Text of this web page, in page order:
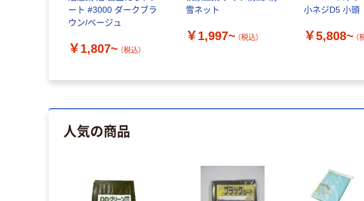
ート #3000 ダークブラ
ウン/ベージュ
￥1,807~ （税込）
雪ネット
￥1,997~ （税込）
小ネジD5 小頭
￥5,808~ （
人気の商品